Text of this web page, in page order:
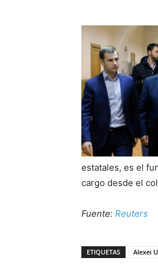
estatales, es el
cargo desde el
Fuente: Reuters
ETIQUETAS Alexei